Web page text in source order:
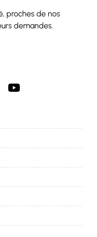
proches de nos
demandes.